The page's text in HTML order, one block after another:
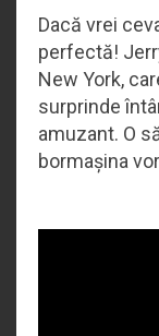
Dacă vrei
perfectă!
New York,
surprinde
amuzant. O
bormașina